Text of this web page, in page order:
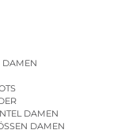
DAMEN
DAMEN
DAMEN